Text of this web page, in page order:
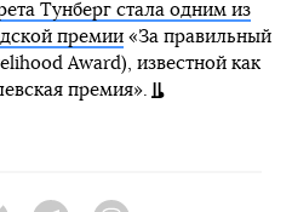
Тунберг стала одним из
премии«За правильный
Award), известной как
премия».